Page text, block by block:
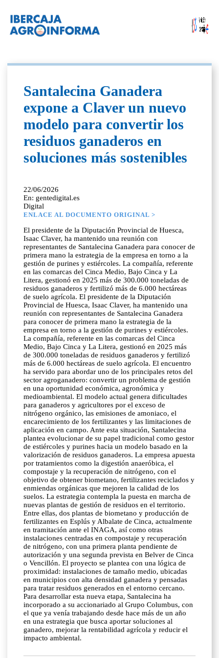
Santalecina Ganadera
expone a Claver un nuevo
modelo para convertir los
residuos ganaderos en
soluciones más sostenibles
22/06/2026
En: gentedigital.es
Digital
ENLACE AL DOCUMENTO ORIGINAL >
El presidente de la Diputación Provincial de Huesca,
Isaac Claver, ha mantenido una reunión con
representantes de Santalecina Ganadera para conocer de
primera mano la estrategia de la empresa en torno a la
gestión de purines y estiércoles. La compañía, referente
en las comarcas del Cinca Medio, Bajo Cinca y La
Litera, gestionó en 2025 más de 300.000 toneladas de
residuos ganaderos y fertilizó más de 6.000 hectáreas
de suelo agrícola. El presidente de la Diputación
Provincial de Huesca, Isaac Claver, ha mantenido una
reunión con representantes de Santalecina Ganadera
para conocer de primera mano la estrategia de la
empresa en torno a la gestión de purines y estiércoles.
La compañía, referente en las comarcas del Cinca
Medio, Bajo Cinca y La Litera, gestionó en 2025 más
de 300.000 toneladas de residuos ganaderos y fertilizó
más de 6.000 hectáreas de suelo agrícola. El encuentro
ha servido para abordar uno de los principales retos del
sector agroganadero: convertir un problema de gestión
en una oportunidad económica, agronómica y
medioambiental. El modelo actual genera dificultades
para ganaderos y agricultores por el exceso de
nitrógeno orgánico, las emisiones de amoniaco, el
encarecimiento de los fertilizantes y las limitaciones de
aplicación en campo. Ante esta situación, Santalecina
plantea evolucionar de su papel tradicional como gestor
de estiércoles y purines hacia un modelo basado en la
valorización de residuos ganaderos. La empresa apuesta
por tratamientos como la digestión anaeróbica, el
compostaje y la recuperación de nitrógeno, con el
objetivo de obtener biometano, fertilizantes reciclados y
enmiendas orgánicas que mejoren la calidad de los
suelos. La estrategia contempla la puesta en marcha de
nuevas plantas de gestión de residuos en el territorio.
Entre ellas, dos plantas de biometano y producción de
fertilizantes en Esplús y Albalate de Cinca, actualmente
en tramitación ante el INAGA, así como otras
instalaciones centradas en compostaje y recuperación
de nitrógeno, con una primera planta pendiente de
autorización y una segunda prevista en Belver de Cinca
o Vencillón. El proyecto se plantea con una lógica de
proximidad: instalaciones de tamaño medio, ubicadas
en municipios con alta densidad ganadera y pensadas
para tratar residuos generados en el entorno cercano.
Para desarrollar esta nueva etapa, Santalecina ha
incorporado a su accionariado al Grupo Columbus, con
el que ya venía trabajando desde hace más de un año
en una estrategia que busca aportar soluciones al
ganadero, mejorar la rentabilidad agrícola y reducir el
impacto ambiental.